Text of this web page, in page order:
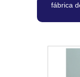
fábrica